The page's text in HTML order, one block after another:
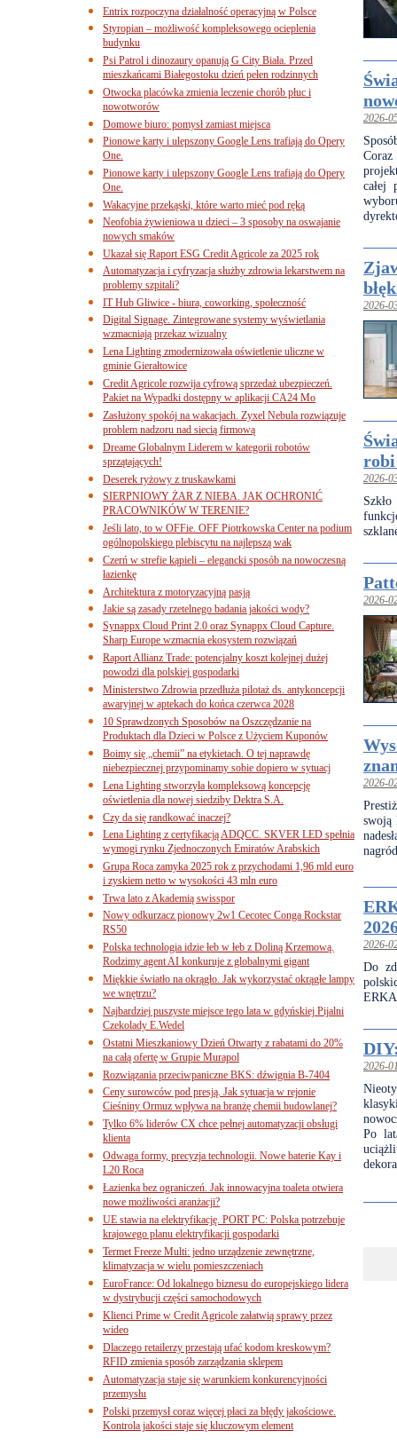
2026-
Coraz
całej
2026-
robi
2026-
2026-
2026-
swoją
2026-
Do
2026-
Po
Entrix rozpoczyna działalność operacyjną w Polsce
Styropian – możliwość kompleksowego ocieplenia
budynku
Psi Patrol i dinozaury opanują G City Biała. Przed
mieszkańcami Białegostoku dzień pełen rodzinnych
Otwocka placówka zmienia leczenie chorób płuc i
nowotworów
Domowe biuro: pomysł zamiast miejsca
Pionowe karty i ulepszony Google Lens trafiają do Opery
One.
Pionowe karty i ulepszony Google Lens trafiają do Opery
One.
Wakacyjne przekąski, które warto mieć pod ręką
Neofobia żywieniowa u dzieci – 3 sposoby na oswajanie
nowych smaków
Ukazał się Raport ESG Credit Agricole za 2025 rok
Automatyzacja i cyfryzacja służby zdrowia lekarstwem na
problemy szpitali?
IT Hub Gliwice - biura, coworking, społeczność
Digital Signage. Zintegrowane systemy wyświetlania
wzmacniają przekaz wizualny
Lena Lighting zmodernizowała oświetlenie uliczne w
gminie Gierałtowice
Credit Agricole rozwija cyfrową sprzedaż ubezpieczeń.
Pakiet na Wypadki dostępny w aplikacji CA24 Mo
Zasłużony spokój na wakacjach. Zyxel Nebula rozwiązuje
problem nadzoru nad siecią firmową
Dreame Globalnym Liderem w kategorii robotów
sprzątających!
Deserek ryżowy z truskawkami
SIERPNIOWY ŻAR Z NIEBA. JAK OCHRONIĆ
PRACOWNIKÓW W TERENIE?
Jeśli lato, to w OFFie. OFF Piotrkowska Center na podium
ogólnopolskiego plebiscytu na najlepszą wak
Czerń w strefie kąpieli – elegancki sposób na nowoczesną
łazienkę
Architektura z motoryzacyjną pasją
Jakie są zasady rzetelnego badania jakości wody?
Synappx Cloud Print 2.0 oraz Synappx Cloud Capture.
Sharp Europe wzmacnia ekosystem rozwiązań
Raport Allianz Trade: potencjalny koszt kolejnej dużej
powodzi dla polskiej gospodarki
Ministerstwo Zdrowia przedłuża pilotaż ds. antykoncepcji
awaryjnej w aptekach do końca czerwca 2028
10 Sprawdzonych Sposobów na Oszczędzanie na
Produktach dla Dzieci w Polsce z Użyciem Kuponów
Boimy się „chemii” na etykietach. O tej naprawdę
niebezpiecznej przypominamy sobie dopiero w sytuacj
Lena Lighting stworzyła kompleksową koncepcję
oświetlenia dla nowej siedziby Dektra S.A.
Czy da się randkować inaczej?
Lena Lighting z certyfikacją ADQCC. SKVER LED spełnia
wymogi rynku Zjednoczonych Emiratów Arabskich
Grupa Roca zamyka 2025 rok z przychodami 1,96 mld euro
i zyskiem netto w wysokości 43 mln euro
Trwa lato z Akademią swisspor
Nowy odkurzacz pionowy 2w1 Cecotec Conga Rockstar
RS50
Polska technologia idzie łeb w łeb z Doliną Krzemową.
Rodzimy agent AI konkuruje z globalnymi gigant
Miękkie światło na okrągło. Jak wykorzystać okrągłe lampy
we wnętrzu?
Najbardziej puszyste miejsce tego lata w gdyńskiej Pijalni
Czekolady E.Wedel
Ostatni Mieszkaniowy Dzień Otwarty z rabatami do 20%
na całą ofertę w Grupie Murapol
Rozwiązania przeciwpaniczne BKS: dźwignia B-7404
Ceny surowców pod presją. Jak sytuacja w rejonie
Cieśniny Ormuz wpływa na branżę chemii budowlanej?
Tylko 6% liderów CX chce pełnej automatyzacji obsługi
klienta
Odwaga formy, precyzja technologii. Nowe baterie Kay i
L20 Roca
Łazienka bez ograniczeń. Jak innowacyjna toaleta otwiera
nowe możliwości aranżacji?
UE stawia na elektryfikację. PORT PC: Polska potrzebuje
krajowego planu elektryfikacji gospodarki
Termet Freeze Multi: jedno urządzenie zewnętrzne,
klimatyzacja w wielu pomieszczeniach
EuroFrance: Od lokalnego biznesu do europejskiego lidera
w dystrybucji części samochodowych
Klienci Prime w Credit Agricole załatwią sprawy przez
wideo
Dlaczego retailerzy przestają ufać kodom kreskowym?
RFID zmienia sposób zarządzania sklepem
Automatyzacja staje się warunkiem konkurencyjności
przemysłu
Polski przemysł coraz więcej płaci za błędy jakościowe.
Kontrola jakości staje się kluczowym element